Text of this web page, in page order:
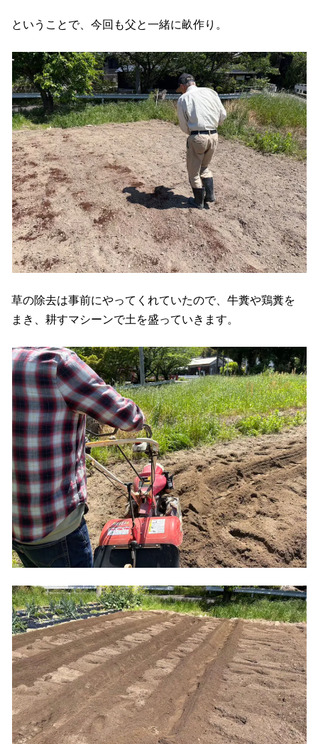
ということで、今回も父と一緒に畝作り。
草の除去は事前にやってくれていたので、牛糞や鶏糞を
まき、耕すマシーンで土を盛っていきます。